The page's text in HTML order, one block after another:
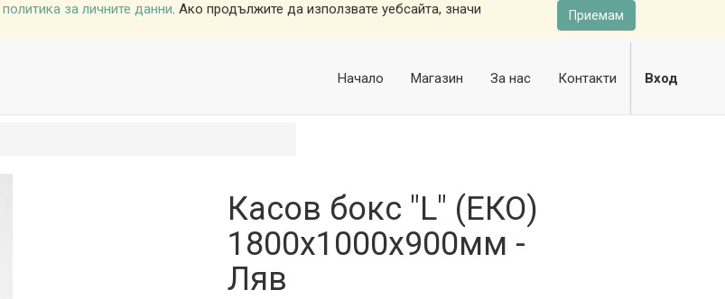
политика за личните данни. Ако продължите да използвате уебсайта, значи
Приемам
Начало Магазин За нас Контакти Вход
Касов бокс "L" (ЕКО)
1800х1000х900мм -
Ляв